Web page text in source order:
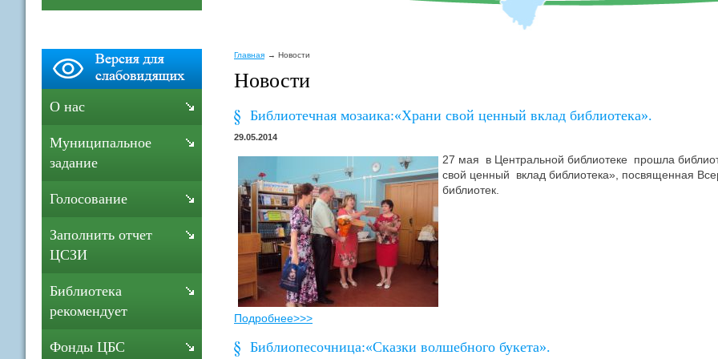
Главная Новости
Новости
Библиотечная мозаика:«Храни свой ценный вклад библиотека».
29.05.2014
27 мая в Центральной библиотеке прошла
свой ценный вклад библиотека», посвященная
библиотек.
Подробнее>>>
Библиопесочница:«Сказки волшебного букета».
О нас
Муниципальное
задание
Голосование
Заполнить отчет
ЦСЗИ
Библиотека
рекомендует
Фонды ЦБС